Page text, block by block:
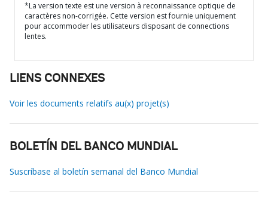
*La version texte est une version à reconnaissance optique de
caractères non-corrigée. Cette version est fournie uniquement
pour accommoder les utilisateurs disposant de connections
lentes.
LIENS CONNEXES
Voir les documents relatifs au(x) projet(s)
BOLETÍN DEL BANCO MUNDIAL
Suscríbase al boletín semanal del Banco Mundial